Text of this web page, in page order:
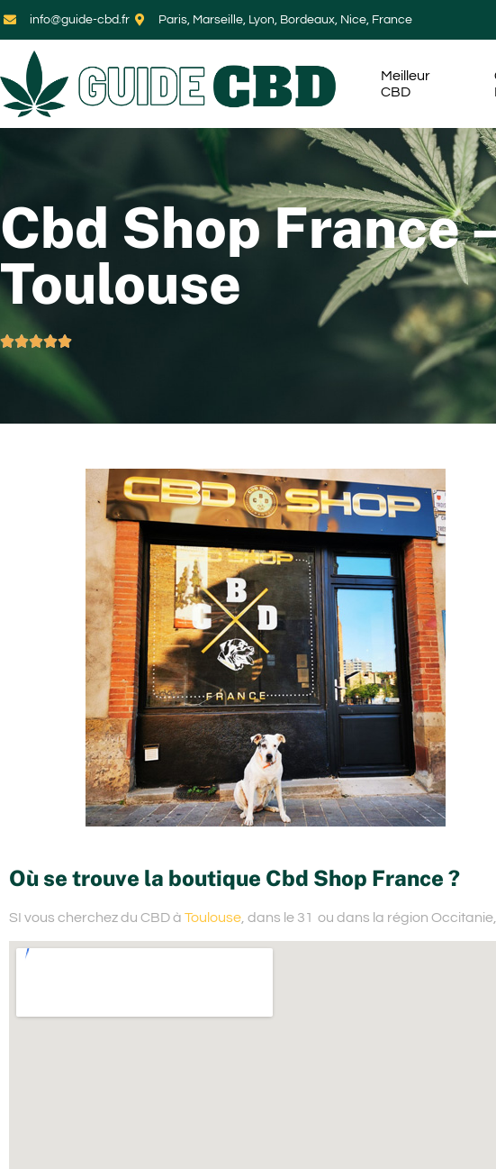
info@guide-cbd.fr Paris, Marseille, Lyon, Bordeaux, Nice, France
Meilleur
CBD
Cbd Shop France
Toulouse

Où se trouve la boutique Cbd Shop France ?
SI vous cherchez du CBD à Toulouse , dans le 31 ou dans la région Occitanie,